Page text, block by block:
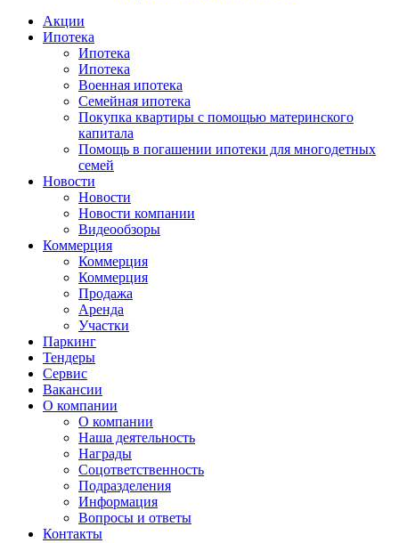
Акции
Ипотека
Ипотека
Ипотека
Военная ипотека
Семейная ипотека
Покупка квартиры с помощью материнского
капитала
Помощь в погашении ипотеки для многодетных
семей
Новости
Новости
Новости компании
Видеообзоры
Коммерция
Коммерция
Коммерция
Продажа
Аренда
Участки
Паркинг
Тендеры
Сервис
Вакансии
О компании
О компании
Наша деятельность
Награды
Соцответственность
Подразделения
Информация
Вопросы и ответы
Контакты